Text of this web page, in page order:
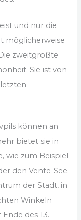
und nur die
möglicherweise
zweitgrößte
Sie ist von
können an
bietet sie in
wie zum Beispiel
den Vente-See.
der Stadt, in
Winkeln
des 13.